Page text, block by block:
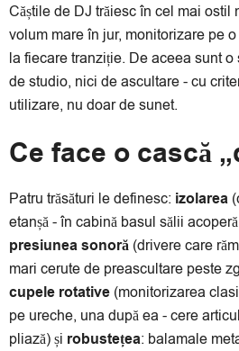
Căștile de DJ trăiesc în cel mai ostil
volum mare în jur, monitorizare pe
la fiecare tranziție. De aceea sunt o
de studio, nici de ascultare - cu
utilizare, nu doar de sunet.
Ce face o cască
Patru trăsături le definesc: izolarea
etanșă - în cabină basul sălii
presiunea sonoră (drivere care
mari cerute de preascultare peste
cupele rotative (monitorizarea
pe ureche, una după ea - cere
pliază) și robustețea: balamale